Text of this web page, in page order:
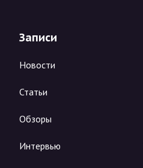
Записи
Новости
Статьи
Обзоры
Интервью